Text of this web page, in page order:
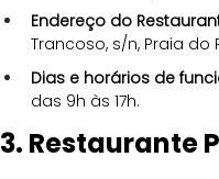
Endereço do
Trancoso, s/n, Praia do
Dias e horários de
das 9h às 17h.
3. Restaurante